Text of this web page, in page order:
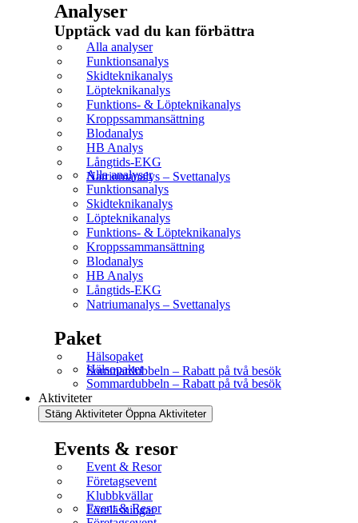
Analyser
Upptäck vad du kan förbättra​
Alla analyser
Funktionsanalys
Skidteknikanalys
Löpteknikanalys
Funktions- & Löpteknikanalys
Kroppssammansättning
Blodanalys
HB Analys
Långtids-EKG
Natriumanalys – Svettanalys
Alla analyser
Funktionsanalys
Skidteknikanalys
Löpteknikanalys
Funktions- & Löpteknikanalys
Kroppssammansättning
Blodanalys
HB Analys
Långtids-EKG
Natriumanalys – Svettanalys
Paket
Hälsopaket
Sommardubbeln – Rabatt på två besök
Hälsopaket
Sommardubbeln – Rabatt på två besök
Aktiviteter
Stäng Aktiviteter Öppna Aktiviteter
Events & resor
Event & Resor
Företagsevent
Klubbkvällar
Föreläsningar
Event & Resor